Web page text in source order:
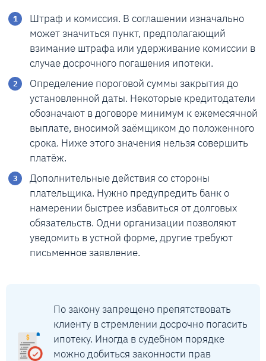
Штраф и комиссия. В соглашении изначально
может значиться пункт, предполагающий
взимание штрафа или удерживание комиссии в
случае досрочного погашения ипотеки.
Определение пороговой суммы закрытия до
установленной даты. Некоторые кредитодатели
обозначают в договоре минимум к ежемесячной
выплате, вносимой заёмщиком до положенного
срока. Ниже этого значения нельзя совершить
платёж.
Дополнительные действия со стороны
плательщика. Нужно предупредить банк о
намерении быстрее избавиться от долговых
обязательств. Одни организации позволяют
уведомить в устной форме, другие требуют
письменное заявление.
По закону запрещено препятствовать
клиенту в стремлении досрочно погасить
ипотеку. Иногда в судебном порядке
можно добиться законности прав